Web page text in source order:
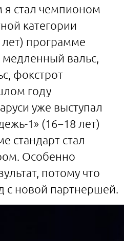
я стал чемпионом
категории
программе
медленный вальс,
фокстрот
году
уже выступал
1» (16−18 лет)
стандарт стал
Особенно
потому что
с новой партнершей.